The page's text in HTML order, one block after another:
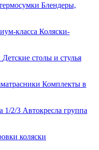
Блендеры,
класса Коляски-
Детские столы и стулья
Комплекты в
1/2/3 Автокресла группа
коляски